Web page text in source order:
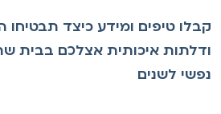
טיפים ומידע כיצד תבטיחו
איכותית אצלכם בבית
לשנים